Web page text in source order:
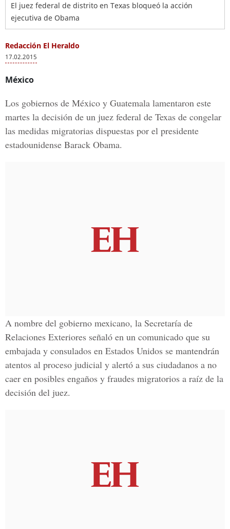
El juez federal de distrito en Texas bloqueó la acción
ejecutiva de Obama
Redacción El Heraldo
17.02.2015
México
Los gobiernos de México y Guatemala lamentaron este
martes la decisión de un juez federal de Texas de congelar
las medidas migratorias dispuestas por el presidente
estadounidense Barack Obama.
A nombre del gobierno mexicano, la Secretaría de
Relaciones Exteriores señaló en un comunicado que su
embajada y consulados en Estados Unidos se mantendrán
atentos al proceso judicial y alertó a sus ciudadanos a no
caer en posibles engaños y fraudes migratorios a raíz de la
decisión del juez.